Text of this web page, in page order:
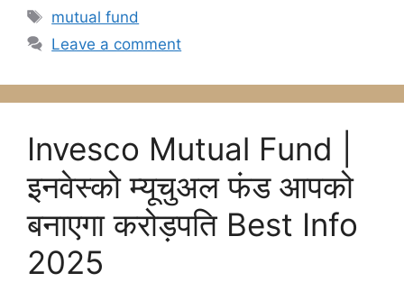
Tags
mutual fund
Leave a comment
Invesco Mutual Fund |
इनवेस्को म्यूचुअल फंड आपको
बनाएगा करोड़पति Best Info
2025